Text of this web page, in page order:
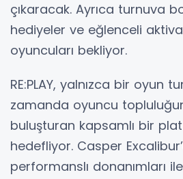
çıkaracak. Ayrıca turnuva
hediyeler ve eğlenceli
oyuncuları bekliyor.
RE:PLAY, yalnızca bir oyun
zamanda oyuncu
buluşturan kapsamlı bir
hedefliyor. Casper
performanslı donanımları